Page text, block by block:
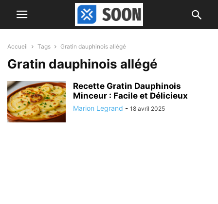
Accueil Tags Gratin dauphinois allégé
Gratin dauphinois allégé
Recette Gratin Dauphinois
Minceur : Facile et Délicieux
Marion Legrand - 18 avril 2025